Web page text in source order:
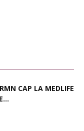
CAP LA MEDLIFE